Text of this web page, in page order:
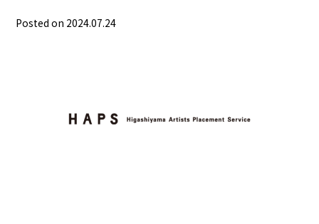
Posted on 2024.07.24